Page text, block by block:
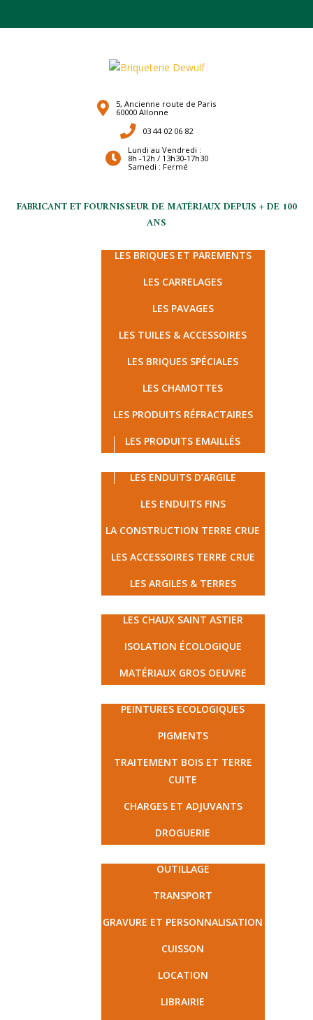
5, Ancienne route de Paris
60000 Allonne
03 44 02 06 82
Lundi au Vendredi :
8h -12h / 13h30-17h30
Samedi : Fermé
FABRICANT ET FOURNISSEUR DE MATÉRIAUX DEPUIS + DE 100
ANS
LES BRIQUES ET PAREMENTS
LES CARRELAGES
LES PAVAGES
LES TUILES & ACCESSOIRES
LES BRIQUES SPÉCIALES
LES CHAMOTTES
LES PRODUITS RÉFRACTAIRES
LES PRODUITS EMAILLÉS
LES ENDUITS D’ARGILE
LES ENDUITS FINS
LA CONSTRUCTION TERRE CRUE
LES ACCESSOIRES TERRE CRUE
LES ARGILES & TERRES
LES CHAUX SAINT ASTIER
ISOLATION ÉCOLOGIQUE
MATÉRIAUX GROS OEUVRE
PEINTURES ECOLOGIQUES
PIGMENTS
TRAITEMENT BOIS ET TERRE
CUITE
CHARGES ET ADJUVANTS
DROGUERIE
OUTILLAGE
TRANSPORT
GRAVURE ET PERSONNALISATION
CUISSON
LOCATION
LIBRAIRIE